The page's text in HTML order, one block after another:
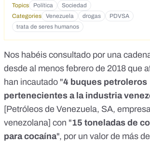
Topics Política Sociedad
Categories
Venezuela drogas
PDVSA
trata de seres humanos
Nos habéis consultado por una
desde al menos febrero de 2018 que
han incautado "4 buques petroleros
pertenecientes a la industria
[Petróleos de Venezuela, SA,
venezolana] con "15 toneladas de
para cocaína", por un valor de más